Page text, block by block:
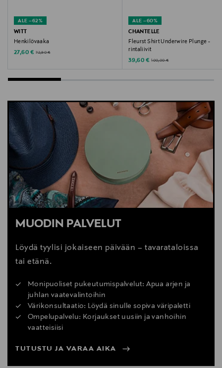
ALE –62%
WITT
Henkilövaaka
Discounted Price
27,60 € Original Price
72,90 €
ALE –60%
CHANTELLE
Fleurst Shirt Underwire Plunge -
rintaliivit
Discounted Price
39,60 € Original Price
100,00 €
MUODIN PALVELUT
Löydä tyylisi jokaiseen päivään – tavarataloissa
tai etänä.
Monipuoliset pukeutumispalvelut: Apua arjen ja
juhlan vaatevalintoihin
Värikonsultaatio: Löydä sinulle sopiva väripaletti
Ompelupalvelu: Korjaukset uusiin ja vanhoihin
vaatteisiisi
TUTUSTU JA VARAA AIKA